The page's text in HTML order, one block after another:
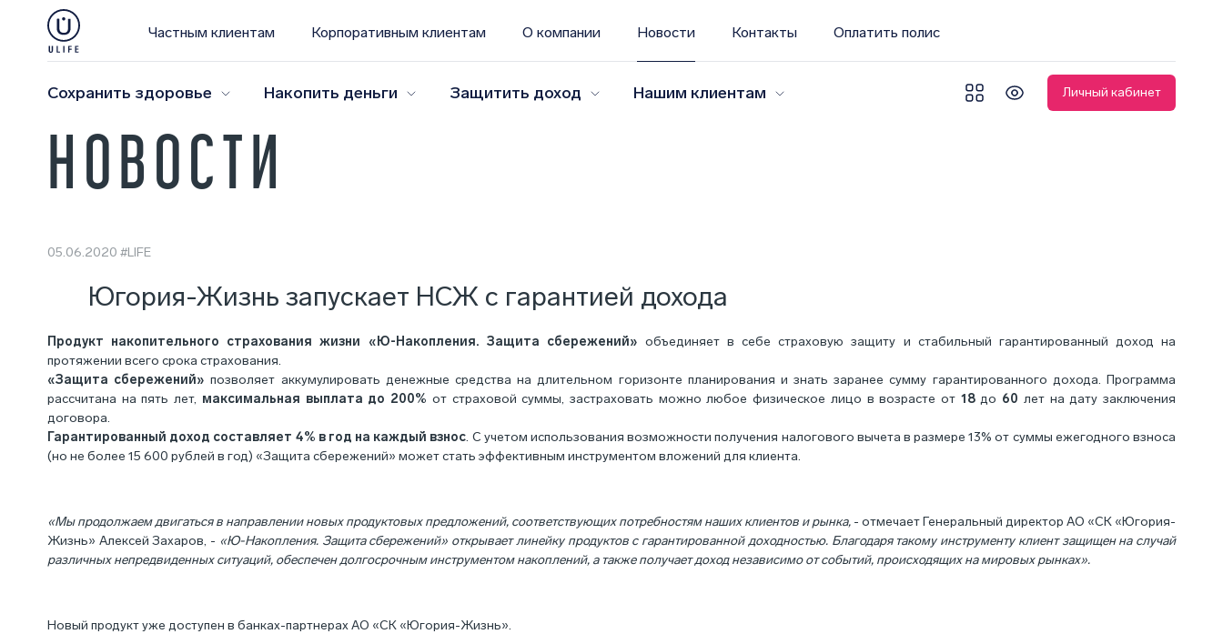
Частным клиентам Корпоративным клиентам О компании Новости Контакты Оплатить полис
Сохранить здоровье Накопить деньги Защитить доход Нашим клиентам Личный кабинет
НОВОСТИ
05.06.2020 #LIFE
Югория-Жизнь запускает НСЖ с гарантией дохода
Продукт накопительного страхования жизни «Ю-Накопления. Защита сбережений» объединяет в себе страховую защиту и стабильный гарантированный доход на
протяжении всего срока страхования.
«Защита сбережений» позволяет аккумулировать денежные средства на длительном горизонте планирования и знать заранее сумму гарантированного дохода. Программа
рассчитана на пять лет, максимальная выплата до 200% от страховой суммы, застраховать можно любое физическое лицо в возрасте от 18до 60 лет на дату заключения
договора.
Гарантированный доход составляет 4% в год на каждый взнос. С учетом использования возможности получения налогового вычета в размере 13% от суммы ежегодного взноса
(но не более 15 600 рублей в год) «Защита сбережений» может стать эффективным инструментом вложений для клиента.
«Мы продолжаем двигаться в направлении новых продуктовых предложений, соответствующих потребностям наших клиентов и рынка, - отмечает Генеральный директор АО «СК «Югория-
Жизнь» Алексей Захаров, - «Ю-Накопления. Защита сбережений» открывает линейку продуктов с гарантированной доходностью. Благодаря такому инструменту клиент защищен на случай
различных непредвиденных ситуаций, обеспечен долгосрочным инструментом накоплений, а также получает доход независимо от событий, происходящих на мировых рынках».
Новый продукт уже доступен в банках-партнерах АО «СК «Югория-Жизнь».